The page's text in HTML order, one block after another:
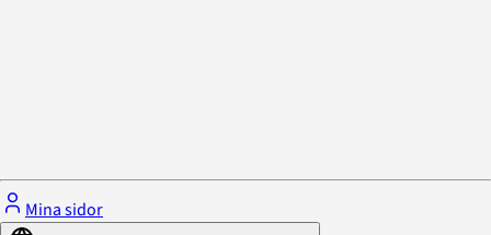
Mina sidor